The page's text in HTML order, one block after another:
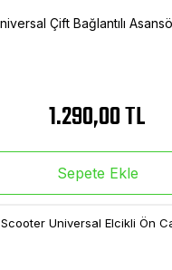
Çift Bağlantılı
1.290,00 TL
Sepete Ekle